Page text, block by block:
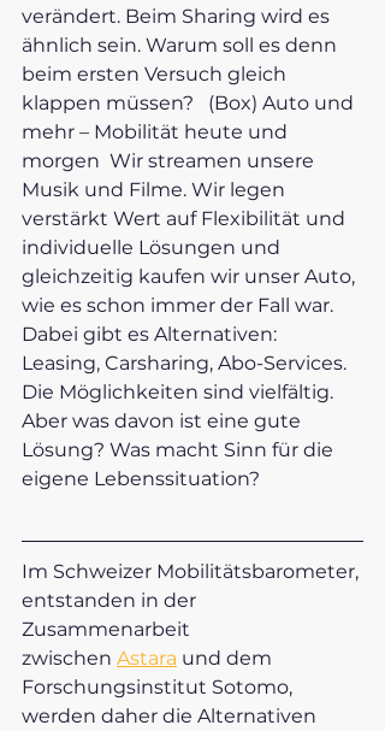
verändert. Beim Sharing wird es
ähnlich sein. Warum soll es denn
beim ersten Versuch gleich
klappen müssen?   (Box) Auto und
mehr – Mobilität heute und
morgen  Wir streamen unsere
Musik und Filme. Wir legen
verstärkt Wert auf Flexibilität und
individuelle Lösungen und
gleichzeitig kaufen wir unser Auto,
wie es schon immer der Fall war.
Dabei gibt es Alternativen:
Leasing, Carsharing, Abo-Services.
Die Möglichkeiten sind vielfältig.
Aber was davon ist eine gute
Lösung? Was macht Sinn für die
eigene Lebenssituation?
Im Schweizer Mobilitätsbarometer,
entstanden in der
Zusammenarbeit
zwischen Astara und dem
Forschungsinstitut Sotomo,
werden daher die Alternativen